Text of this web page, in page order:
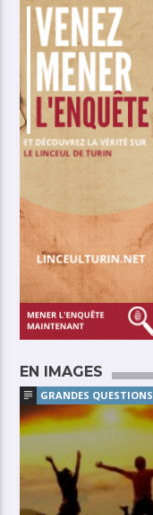
EN IMAGES
GRANDES QUESTIONS